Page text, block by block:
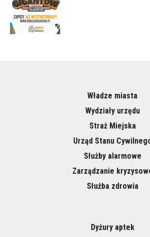
Władze miasta
Wydziały urzędu
Straż Miejska
Urząd Stanu
Służby alarmowe
Zarządzanie
Służba zdrowia
Dyżury aptek